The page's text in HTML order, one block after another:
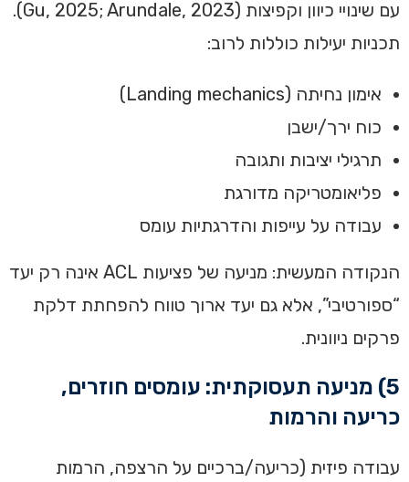
עם שינויי כיוון וקפיצות (Gu, 2025; Arundale, 2023).
תכניות יעילות כוללות לרוב:
אימון נחיתה (Landing mechanics)
כוח ירך/ישבן
תרגילי יציבות ותגובה
פליאומטריקה מדורגת
עבודה על עייפות והדרגתיות עומס
הנקודה המעשית: מניעה של פציעות ACL אינה רק יעד
“ספורטיבי”, אלא גם יעד ארוך טווח להפחתת דלקת
פרקים ניוונית.
5) מניעה תעסוקתית: עומסים חוזרים,
כריעה והרמות
עבודה פיזית (כריעה/ברכיים על הרצפה, הרמות